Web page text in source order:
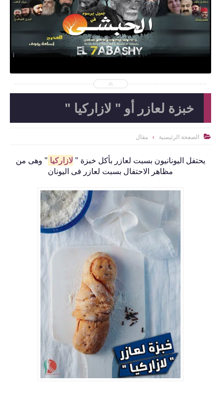
خبزة لعازر أو " لازاركيا "
 الصفحة الرئيسية مقال
يحتفل اليونانيون بسبت لعازر بأكل خبزة " لازاركيا " وهى من
مظاهر الاحتفال بسبت لعازر فى اليونان